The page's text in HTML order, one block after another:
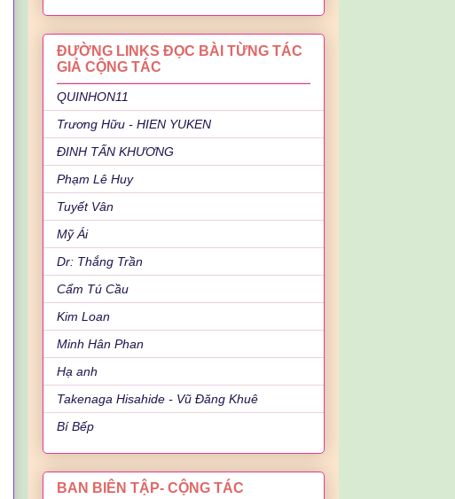
ĐƯỜNG LINKS ĐỌC BÀI TỪNG TÁC
GIẢ CỘNG TÁC
QUINHON11
Trương Hữu - HIEN YUKEN
ĐINH TẤN KHƯƠNG
Phạm Lê Huy
Tuyết Vân
Mỹ Ái
Dr: Thắng Trần
Cẩm Tú Cầu
Kim Loan
Minh Hân Phan
Hạ anh
Takenaga Hisahide - Vũ Đăng Khuê
Bí Bếp
BAN BIÊN TẬP- CỘNG TÁC